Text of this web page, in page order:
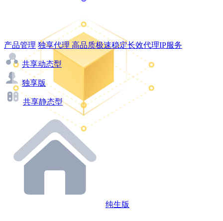
产品管理 独享代理 高品质极速稳定长效代理IP服务
共享动态型
独享版
共享静态型
纯生版